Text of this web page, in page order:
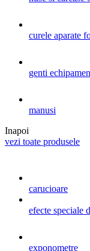
curele aparate
genti
manusi
Inapoi
vezi toate produsele
carucioare
efecte speciale
exponometre